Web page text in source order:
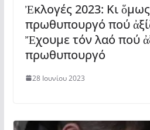
Ἐκλογές 2023: Κι
πρωθυπουργό πού
Ἔχουμε τόν λαό πού
πρωθυπουργό
28 Ιουνίου 2023